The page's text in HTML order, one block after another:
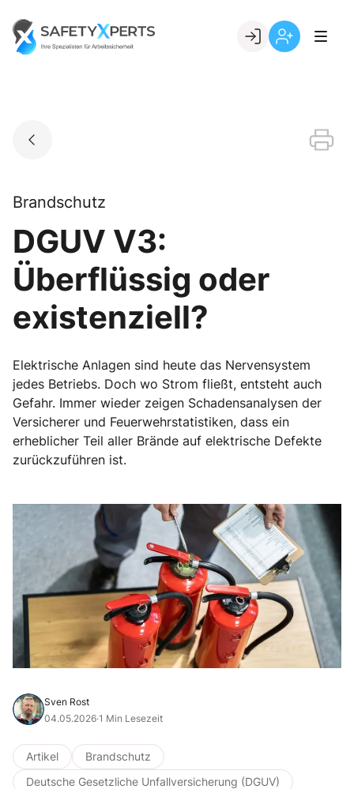
content
Go to landing page.
Brandschutz
DGUV V3:
Überflüssig oder
existenziell?
Elektrische Anlagen sind heute das Nervensystem
jedes Betriebs. Doch wo Strom fließt, entsteht auch
Gefahr. Immer wieder zeigen Schadensanalysen der
Versicherer und Feuerwehrstatistiken, dass ein
erheblicher Teil aller Brände auf elektrische Defekte
zurückzuführen ist.
Sven Rost
04.05.2026·1 Min Lesezeit
Artikel
Brandschutz
Deutsche Gesetzliche Unfallversicherung (DGUV)